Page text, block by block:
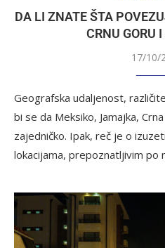
DA LI ZNATE ŠTA
CRNU GORU
17/10/
Geografska udaljenost,
bi se da Meksiko, Jamajka,
zajedničko. Ipak, reč je o
lokacijama, prepoznatljivim po